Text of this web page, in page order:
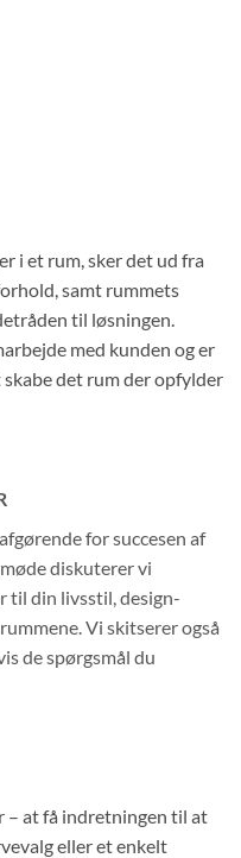
i et rum, sker det ud fra
samt rummets
til løsningen.
med kunden og er
det rum der opfylder
for succesen af
diskuterer vi
til din livsstil, design-
Vi skitserer også
de spørgsmål du
– at få indretningen til at
eller et enkelt